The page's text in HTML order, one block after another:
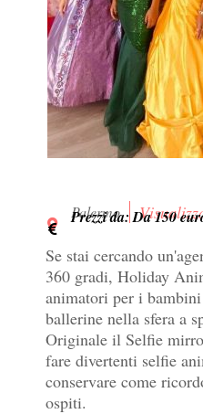
Palermo
Prezzi da: Da 150
Se stai cercando
360 gradi, Holiday
animatori per i
ballerine nella sfera a
Originale il Selfie
fare divertenti selfie
conservare come
ospiti.